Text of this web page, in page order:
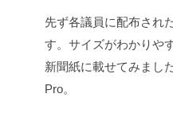
先ず各議員に配布され
す。サイズがわかりや
新聞紙に載せてみまし
Pro。